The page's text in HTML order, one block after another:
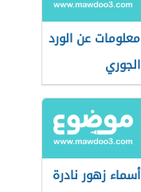
معلومات عن الورد
الجوري
أسماء زهور نادرة